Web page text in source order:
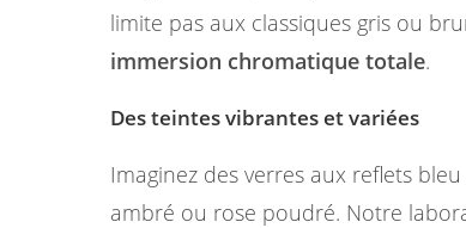
limite pas aux classiques gris ou
immersion chromatique totale.
Des teintes vibrantes et variées
Imaginez des verres aux reflets
ambré ou rose poudré. Notre